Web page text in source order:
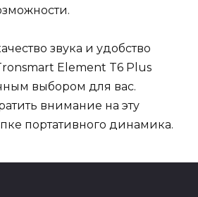
звука и удобство
Element T6 Plus
выбором для вас.
внимание на эту
портативного динамика.